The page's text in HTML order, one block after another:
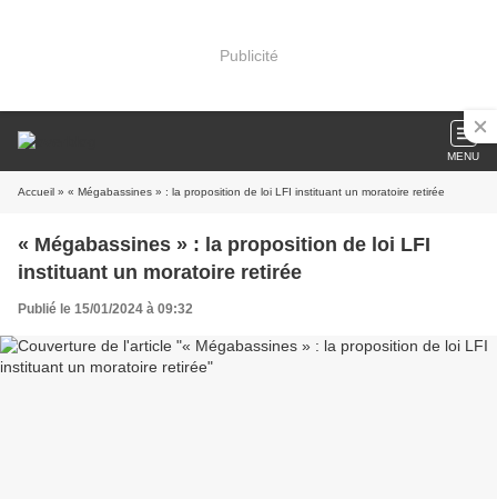
Publicité
MENU
Accueil » « Mégabassines » : la proposition de loi LFI instituant un moratoire retirée
« Mégabassines » : la proposition de loi LFI
instituant un moratoire retirée
Publié le 15/01/2024 à 09:32